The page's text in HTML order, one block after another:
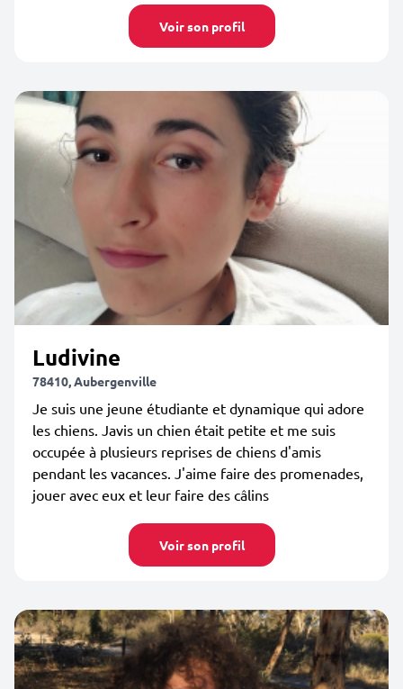
Voir son profil
Ludivine
78410, Aubergenville
Je suis une jeune étudiante et dynamique qui adore
les chiens. Javis un chien était petite et me suis
occupée à plusieurs reprises de chiens d'amis
pendant les vacances. J'aime faire des promenades,
jouer avec eux et leur faire des câlins
Voir son profil